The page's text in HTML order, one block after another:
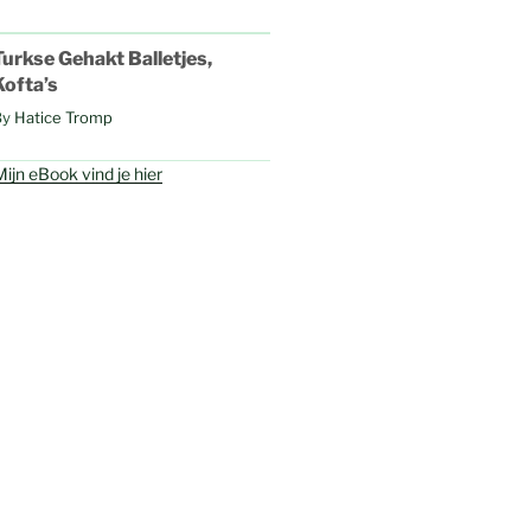
Gehakt Balletjes,
Hatice Tromp
eBook vind je hier